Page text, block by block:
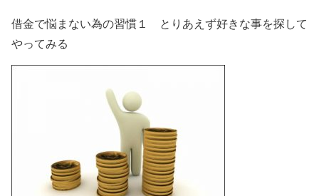
借金で悩まない為の習慣１ とりあえず好きな事を探して
やってみる